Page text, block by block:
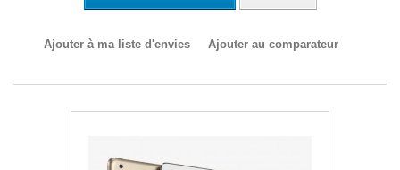
Ajouter à ma liste d'envies Ajouter au comparateur